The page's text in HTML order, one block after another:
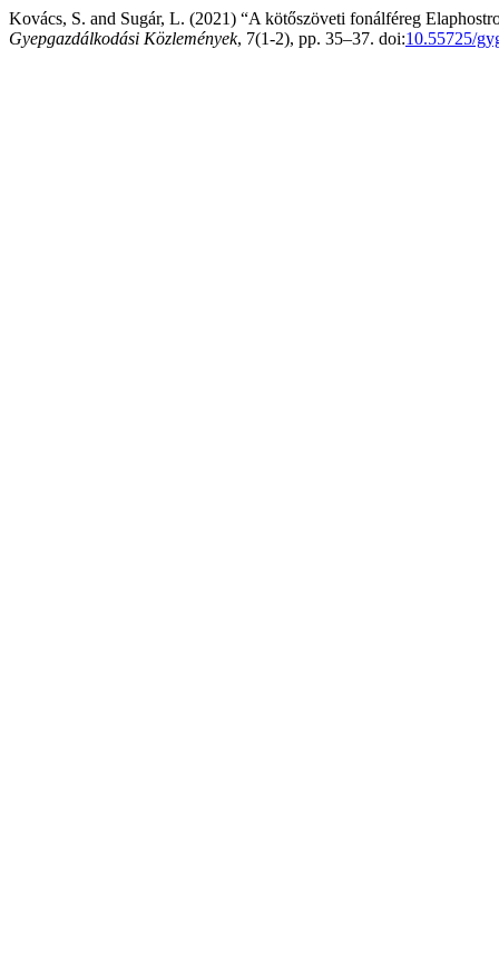
Kovács, S. and Sugár, L. (2021) “A kötőszöveti fonálféreg
Gyepgazdálkodási Közlemények, 7(1-2), pp. 35–37. doi:10.55725/